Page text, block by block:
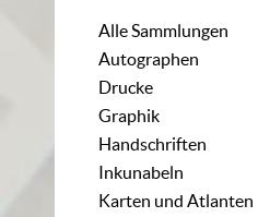
Alle Sammlungen
Autographen
Drucke
Graphik
Handschriften
Inkunabeln
Karten und Atlanten